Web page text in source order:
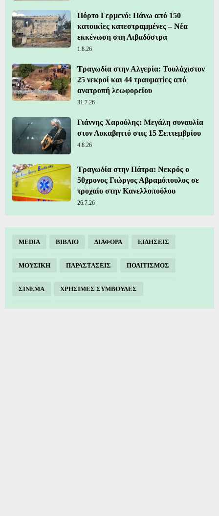
Πόρτο Γερμενό: Πάνω από 150
κατοικίες κατεστραμμένες – Νέα
εκκένωση στη Λιβαδόστρα
1.8.26
Τραγωδία στην Αλγερία: Τουλάχιστον
25 νεκροί και 44 τραυματίες από
ανατροπή λεωφορείου
31.7.26
Γιάννης Χαρούλης: Μεγάλη συναυλία
στον Λυκαβηττό στις 15 Σεπτεμβρίου
4.8.26
Τραγωδία στην Πάτρα: Νεκρός ο
50χρονος Γιώργος Αβραμόπουλος σε
τροχαίο στην Κανελλοπούλου
26.7.26
MEDIA ΒΙΒΛΙΟ ΔΙΑΦΟΡΑ ΕΙΔΗΣΕΙΣ
ΜΟΥΣΙΚΗ ΠΑΡΑΣΤΑΣΕΙΣ ΠΟΛΙΤΙΣΜΟΣ
ΣΙΝΕΜΑ ΧΡΗΣΙΜΕΣ ΣΥΜΒΟΥΛΕΣ